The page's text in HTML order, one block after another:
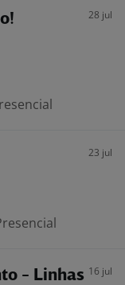
28 jul
23 jul
- Linhas 16 jul